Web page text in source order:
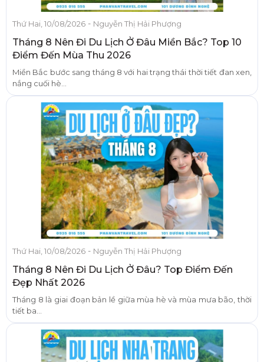
Thứ Hai, 10/08/2026 - Nguyễn Thị Hải Phượng
Tháng 8 Nên Đi Du Lịch Ở Đâu Miền Bắc? Top 10
Điểm Đến Mùa Thu 2026
Miền Bắc bước sang tháng 8 với hai trạng thái thời tiết đan xen,
nắng cuối hè...
Thứ Hai, 10/08/2026 - Nguyễn Thị Hải Phượng
Tháng 8 Nên Đi Du Lịch Ở Đâu? Top Điểm Đến
Đẹp Nhất 2026
Tháng 8 là giai đoạn bản lề giữa mùa hè và mùa mưa bão, thời
tiết ba...